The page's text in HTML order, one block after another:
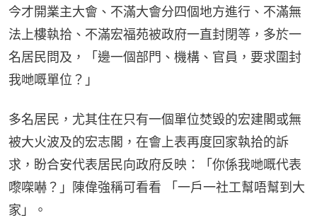
今才開業主大會、不滿大會分四個地方進行、不滿無
法上樓執拾、不滿宏福苑被政府一直封閉等，多於一
名居民問及，「邊一個部門、機構、官員，要求圍封
我哋嘅單位？」
多名居民，尤其住在只有一個單位焚毀的宏建閣或無
被大火波及的宏志閣，在會上表再度回家執拾的訴
求，盼合安代表居民向政府反映：「你係我哋嘅代表
嚟㗎嚇？」陳偉強稱可看看 「一戶一社工幫唔幫到大
家」。